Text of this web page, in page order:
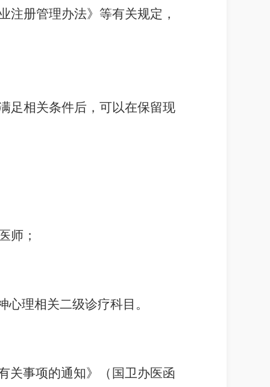
注册管理办法》等有关规定 ，
足相关条件后，可以在保留现
师；
心理相关二级诊疗科目。
关事项的通知》（国卫办医函